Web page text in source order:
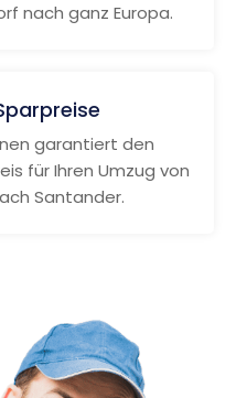
nach ganz Europa.
garantiert den
für Ihren Umzug von
Santander.